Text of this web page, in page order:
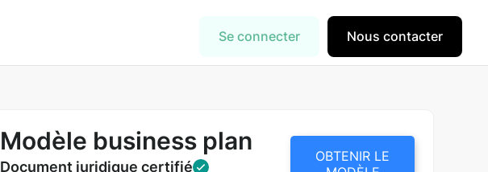
Se connecter Nous contacter
Modèle business plan
Document juridique certifié
OBTENIR LE